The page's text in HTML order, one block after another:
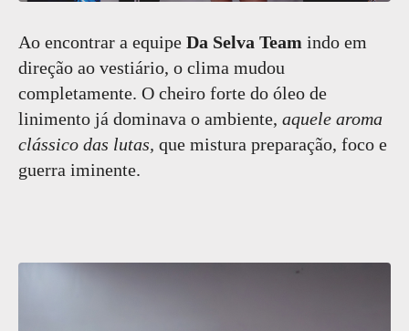
Ao encontrar a equipe Da Selva Team indo em
direção ao vestiário, o clima mudou
completamente. O cheiro forte do óleo de
linimento já dominava o ambiente, aquele aroma
clássico das lutas, que mistura preparação, foco e
guerra iminente.